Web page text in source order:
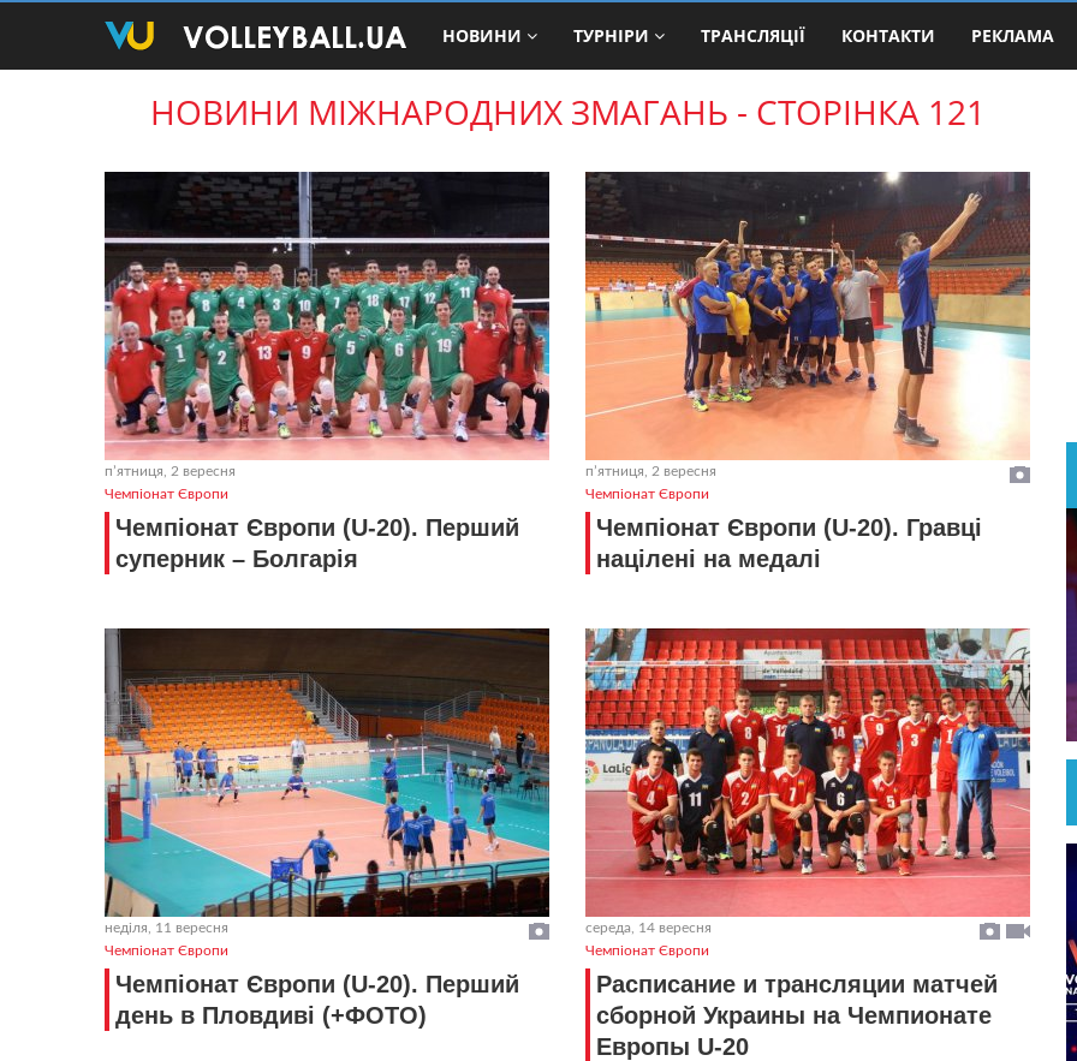
НОВИНИ ТУРНІРИ ТРАНСЛЯЦІЇ КОНТАКТИ РЕКЛАМА
НОВИНИ МІЖНАРОДНИХ ЗМАГАНЬ - СТОРІНКА 121
пʼятниця, 2 вересня
Чемпіонат Європи
Чемпіонат Європи (U-20). Перший
суперник – Болгарія
пʼятниця, 2 вересня
Чемпіонат Європи
Чемпіонат Європи (U-20). Гравці
націлені на медалі
неділя, 11 вересня
Чемпіонат Європи
Чемпіонат Європи (U-20). Перший
день в Пловдиві (+ФОТО)
середа, 14 вересня
Чемпіонат Європи
Расписание и трансляции матчей
сборной Украины на Чемпионате
Европы U-20